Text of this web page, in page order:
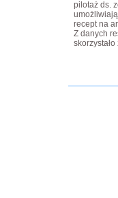
pilotaż ds.
recept na
Z danych